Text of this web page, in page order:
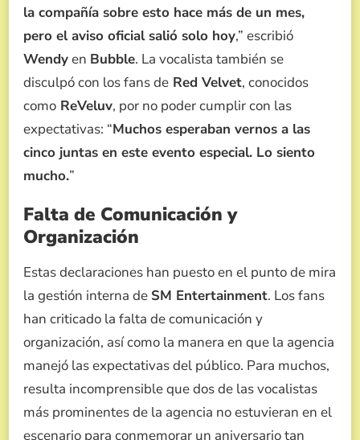
la compañía sobre esto hace más de un mes,
pero el aviso oficial salió solo hoy,” escribió
Wendyen Bubble. La vocalista también se
disculpó con los fans de Red Velvet, conocidos
como ReVeluv, por no poder cumplir con las
expectativas: “Muchos esperaban vernos a las
cinco juntas en este evento especial. Lo siento
mucho.”
Falta de Comunicación y
Organización
Estas declaraciones han puesto en el punto de mira
la gestión interna de SM Entertainment. Los fans
han criticado la falta de comunicación y
organización, así como la manera en que la agencia
manejó las expectativas del público. Para muchos,
resulta incomprensible que dos de las vocalistas
más prominentes de la agencia no estuvieran en el
escenario para conmemorar un aniversario tan